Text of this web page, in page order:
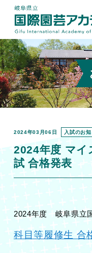
2024年03月06日 入試のお
2024年度 マイ
試 合格発表
2024年度 岐阜県立
科目等履修生 合